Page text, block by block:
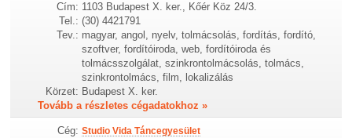
Cím: 1103 Budapest X. ker., Kőér Köz 24/3.
Tel.: (30) 4421791
Tev.: magyar, angol, nyelv, tolmácsolás, fordítás, fordító,
szoftver, fordítóiroda, web, fordítóiroda és
tolmácsszolgálat, szinkrontolmácsolás, tolmács,
szinkrontolmács, film, lokalizálás
Körzet: Budapest X. ker.
Tovább a részletes cégadatokhoz »
Cég: Studio Vida Táncegyesület